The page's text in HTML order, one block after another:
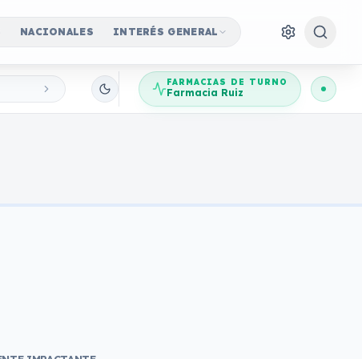
NACIONALES INTERÉS GENERAL
FARMACIAS DE TURNO
Farmacia Ruiz